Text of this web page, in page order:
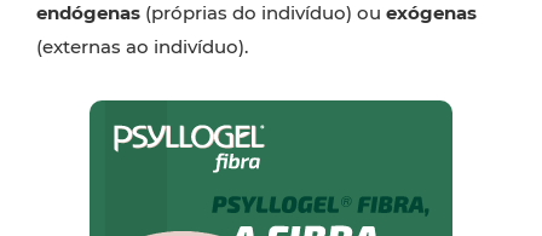
endógenas (próprias do indivíduo) ou exógenas
(externas ao indivíduo).